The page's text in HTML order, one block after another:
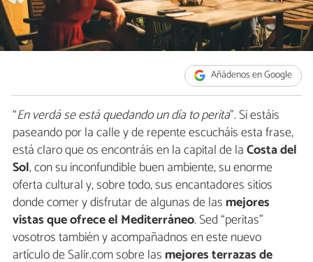
Añádenos en Google
“En verdá se está quedando un día to perita”. Si estáis
paseando por la calle y de repente escucháis esta frase,
está claro que os encontráis en la capital de laCosta del
Sol, con su inconfundible buen ambiente, su enorme
oferta cultural y, sobre todo, sus encantadores sitios
donde comer y disfrutar de algunas de las mejores
vistasque ofrece el Mediterráneo. Sed “peritas”
vosotros también y acompañadnos en este nuevo
artículo de Salir.com sobre las mejores terrazas de